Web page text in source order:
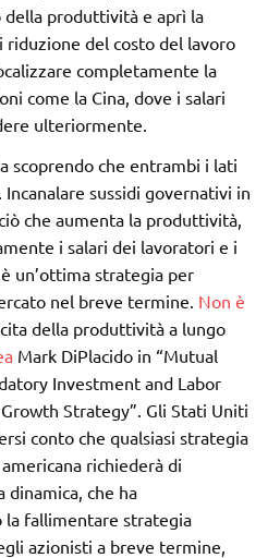
della produttività e aprì la
riduzione del costo del lavoro
completamente la
come la Cina, dove i salari
ulteriormente.
scoprendo che entrambi i lati
sussidi governativi in
che aumenta la produttività,
i salari dei lavoratori e i
un’ottima strategia per
nel breve termine. Non è
della produttività a lungo
Mark DiPlacido in “Mutual
Investment and Labor
Strategy”. Gli Stati Uniti
conto che qualsiasi strategia
richiederà di
dinamica, che ha
fallimentare strategia
azionisti a breve termine,